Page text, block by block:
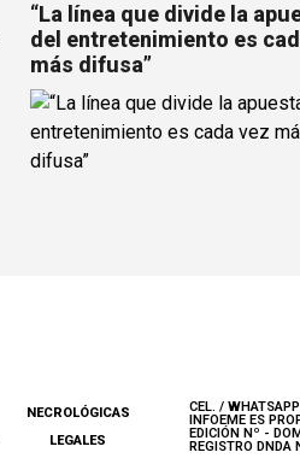
“La línea que divide la
del entretenimiento es
más difusa”
NECROLÓGICAS
LEGALES
CEL. /
INFOEME ES
EDICIÓN Nº -
REGISTRO DNDA